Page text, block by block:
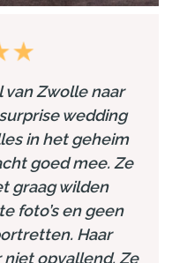
Zwolle naar
wedding
in het geheim
goed mee. Ze
graag wilden
foto’s en geen
Haar
niet opvallend. Ze